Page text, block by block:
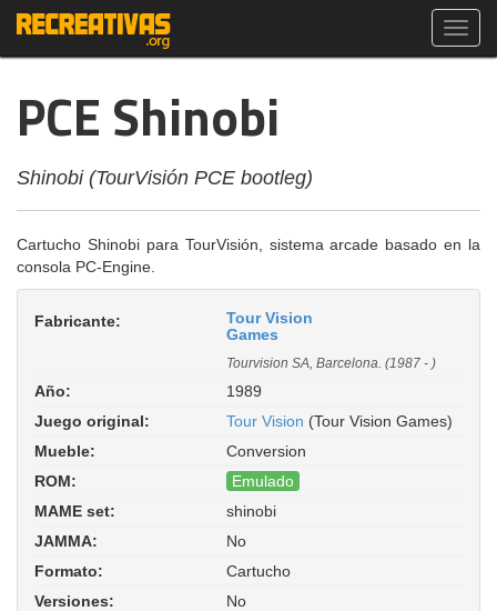
PCE Shinobi
Shinobi (TourVisión PCE bootleg)
Cartucho Shinobi para TourVisión, sistema arcade basado en la
consola PC-Engine.
Fabricante:
Tour Vision
Games
Tourvision SA, Barcelona. (1987 - )
Año:
1989
Juego original:
Tour Vision (Tour Vision Games)
Mueble:
Conversion
ROM:
Emulado
MAME set:
shinobi
ROM Parent: tourvis. Driver:
hash/pce_tourvision.xml
JAMMA:
No
Formato:
Cartucho
Versiones:
No